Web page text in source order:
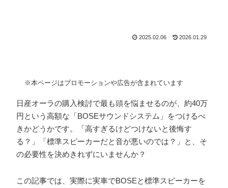
2025.02.06 2026.01.29
※本ページはプロモーションや広告が含まれています
日産オーラの購入検討で最も頭を悩ませるのが、約40万
円という高額な「BOSEサウンドシステム」をつけるべ
きかどうかです。「高すぎるけどつけないと後悔す
る？」「標準スピーカーだと音が悪いのでは？」と、そ
の必要性を決めきれずにいませんか？
この記事では、実際に実車でBOSEと標準スピーカーを